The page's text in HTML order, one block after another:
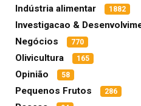
Indústria alimentar 1882
Investigacao &
Negócios 770
Olivicultura 165
Opinião 58
Pequenos Frutos 286